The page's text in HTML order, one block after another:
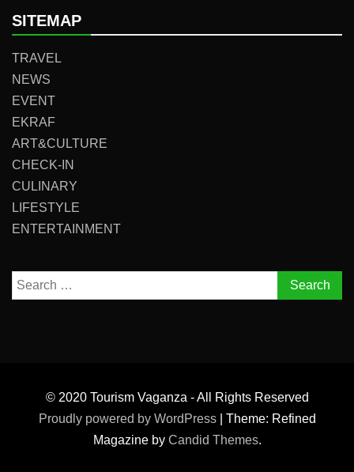
SITEMAP
TRAVEL
NEWS
EVENT
EKRAF
ART&CULTURE
CHECK-IN
CULINARY
LIFESTYLE
ENTERTAINMENT
Search
for:
© 2020 Tourism Vaganza - All Rights Reserved
Proudly powered by WordPress
Theme: Refined
Magazine by Candid Themes.